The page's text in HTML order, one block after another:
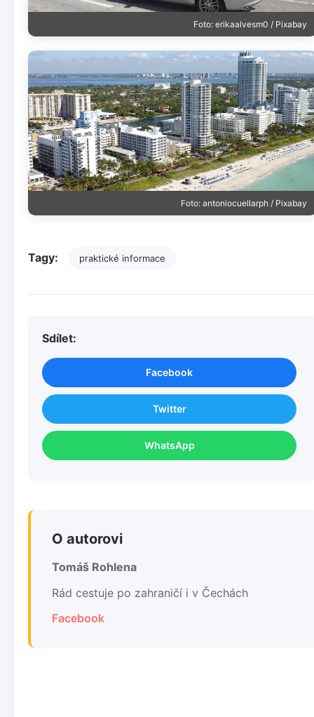
Foto: erikaalvesm0 / Pixabay
Foto: antoniocuellarph / Pixabay
Tagy: praktické informace
Sdílet:
Facebook
Twitter
WhatsApp
O autorovi
Tomáš Rohlena
Rád cestuje po zahraničí i v Čechách
Facebook